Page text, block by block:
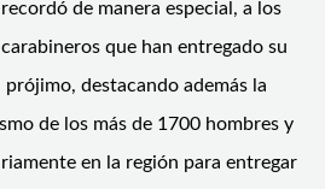
de manera especial, a los
que han entregado su
destacando además la
de los más de 1700 hombres y
en la región para entregar